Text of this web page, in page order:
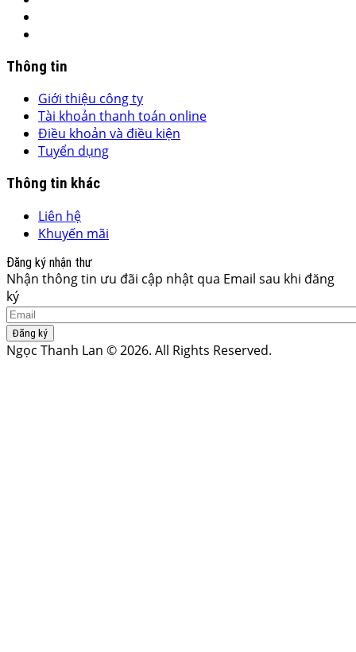
Thông tin
Giới thiệu công ty
Tài khoản thanh toán online
Điều khoản và điều kiện
Tuyển dụng
Thông tin khác
Liên hệ
Khuyến mãi
Đăng ký nhận thư
Nhận thông tin ưu đãi cập nhật qua Email sau khi đăng
ký
Đăng ký
Ngọc Thanh Lan © 2026. All Rights Reserved.